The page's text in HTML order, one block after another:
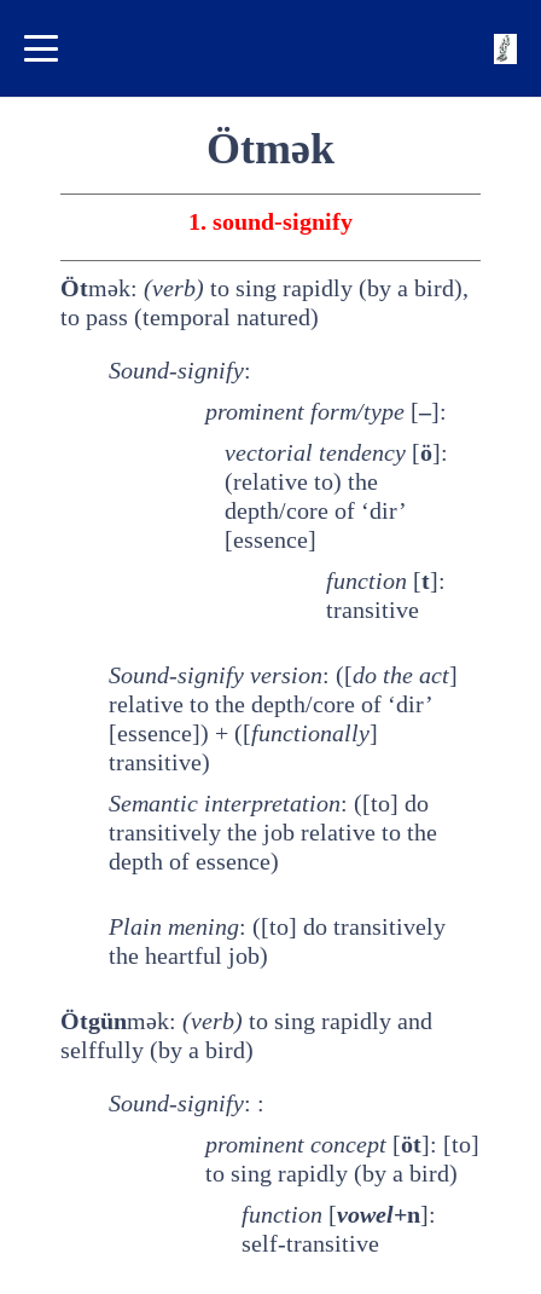
Ötmək
1. sound-signify
Ötmək: (verb) to sing rapidly (by a bird),
to pass (temporal natured)
Sound-signify:
prominent form/type [–]:
vectorial tendency [ö]:
(relative to) the
depth/core of ‘dir’
[essence]
function [t]:
transitive
Sound-signify version: ([do the act]
relative to the depth/core of ‘dir’
[essence]) + ([functionally]
transitive)
Semantic interpretation: ([to] do
transitively the job relative to the
depth of essence)
Plain mening: ([to] do transitively
the heartful job)
Ötgünmək: (verb) to sing rapidly and
selffully (by a bird)
Sound-signify: :
prominent concept [öt]: [to]
to sing rapidly (by a bird)
function [vowel+n]:
self-transitive